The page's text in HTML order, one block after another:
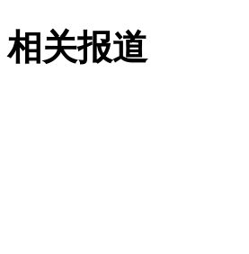
山西运城恶犬咬伤多人 警民合力
相关报道